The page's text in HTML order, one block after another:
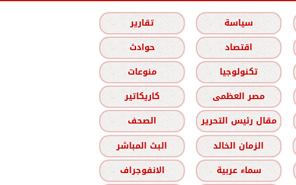
سياسة
تقارير
اقتصاد
حوادث
تكنولوجيا
منوعات
مصر العظمى
كاريكاتير
مقال رئيس التحرير
الصحف
الزمان الخالد
البث المباشر
سماء عربية الانفوجراف